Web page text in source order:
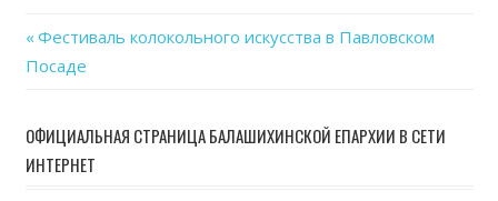
Навигация
записям
Previous
Post:
Фестиваль колокольного искусства в Павловском
Посаде
ОФИЦИАЛЬНАЯ СТРАНИЦА БАЛАШИХИНСКОЙ ЕПАРХИИ В СЕТИ
ИНТЕРНЕТ